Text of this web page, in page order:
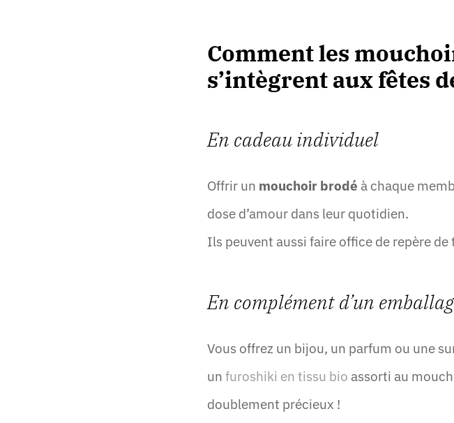
Comment les
s’intègrent aux fêtes
En cadeau individuel
Offrir un mouchoir brodé à chaque
dose d’amour dans leur quotidien.
Ils peuvent aussi faire office de repère
En complément d’un
Vous offrez un bijou, un parfum ou une
un furoshiki en tissu bio assorti au
doublement précieux !